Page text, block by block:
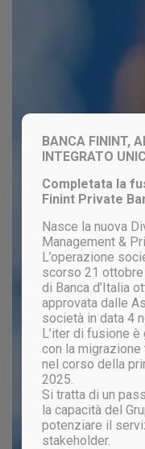
BANCA FININT,
INTEGRATO
Completata la
Finint Private
Nasce la nuova
Management &
L’operazione
scorso 21
di Banca d’Italia
approvata dalle
società in data 4
L’iter di fusione
con la
nel corso della
2025.
Si tratta di un
la capacità del
potenziare il
stakeholder.